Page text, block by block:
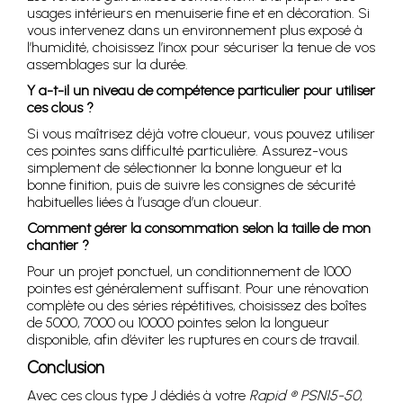
usages intérieurs en menuiserie fine et en décoration. Si
vous intervenez dans un environnement plus exposé à
l’humidité, choisissez l’inox pour sécuriser la tenue de vos
assemblages sur la durée.
Y a-t-il un niveau de compétence particulier pour utiliser
ces clous ?
Si vous maîtrisez déjà votre cloueur, vous pouvez utiliser
ces pointes sans difficulté particulière. Assurez-vous
simplement de sélectionner la bonne longueur et la
bonne finition, puis de suivre les consignes de sécurité
habituelles liées à l’usage d’un cloueur.
Comment gérer la consommation selon la taille de mon
chantier ?
Pour un projet ponctuel, un conditionnement de 1000
pointes est généralement suffisant. Pour une rénovation
complète ou des séries répétitives, choisissez des boîtes
de 5000, 7000 ou 10000 pointes selon la longueur
disponible, afin d’éviter les ruptures en cours de travail.
Conclusion
Avec ces clous type J dédiés à votre Rapid ® PSN15-50,